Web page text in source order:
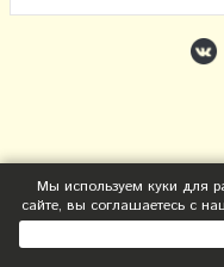
Мы используем куки для
сайте, вы соглашаетесь с